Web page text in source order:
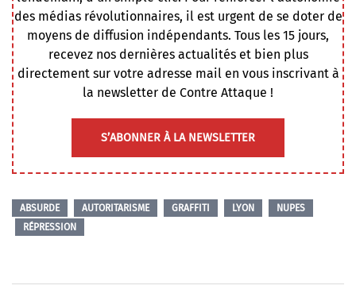
des médias révolutionnaires, il est urgent de se doter de
moyens de diffusion indépendants. Tous les 15 jours,
recevez nos dernières actualités et bien plus
directement sur votre adresse mail en vous inscrivant à
la newsletter de Contre Attaque !
S’ABONNER À LA NEWSLETTER
ABSURDE AUTORITARISME GRAFFITI LYON
NUPES
RÉPRESSION